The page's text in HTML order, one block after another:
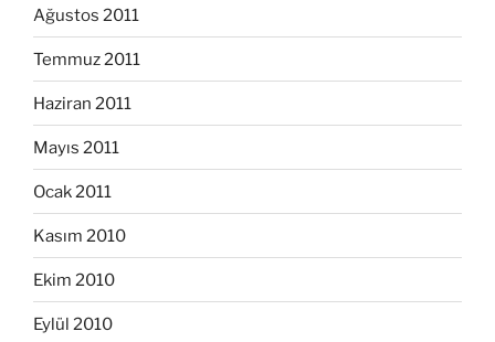
Ağustos 2011
Temmuz 2011
Haziran 2011
Mayıs 2011
Ocak 2011
Kasım 2010
Ekim 2010
Eylül 2010